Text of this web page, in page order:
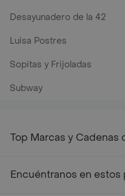
Desayunadero de la 42
Luisa Postres
Sopitas y Frijoladas
Subway
Top Marcas y Cadenas
Encuéntranos en estos